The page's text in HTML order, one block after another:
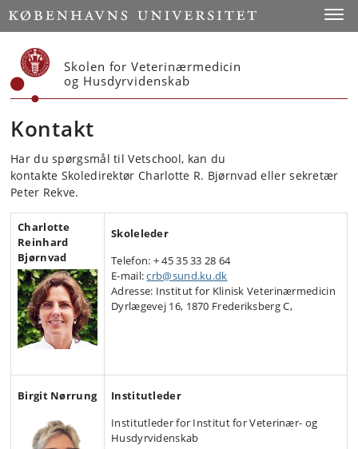
Start
Skolen for Veterinærmedicin
og Husdyrvidenskab
Kontakt
Har du spørgsmål til Vetschool, kan du
kontakte Skoledirektør Charlotte R. Bjørnvad eller sekretær
Peter Rekve.
Charlotte
Reinhard
Bjørnvad
Skoleleder
Telefon: + 45 35 33 28 64
E-mail:crb@sund.ku.dk
Adresse: Institut for Klinisk Veterinærmedicin
Dyrlægevej 16, 1870 Frederiksberg C,
Birgit Nørrung
Institutleder
Institutleder for Institut for Veterinær- og
Husdyrvidenskab